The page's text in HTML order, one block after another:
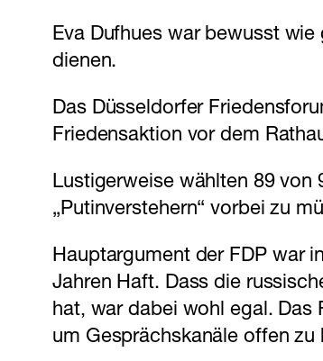
Eva Dufhues war bewusst
dienen.
Das Düsseldorfer
Friedensaktion vor dem
Lustigerweise wählten 89 von
„Putinverstehern“ vorbei zu
Hauptargument der FDP war
Jahren Haft. Dass die
hat, war dabei wohl egal. Das
um Gesprächskanäle offen